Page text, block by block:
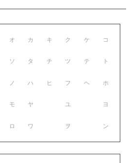
オ
ソ
ノ
モ
ロ
カ キ ク ケ コ
タ チ ツ テ ト
ハ ヒ フ ヘ ホ
ヤ ユ ヨ
ワ ヲ ン